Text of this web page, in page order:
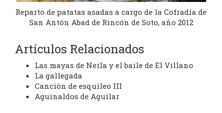
Reparto de patatas asadas a cargo de la Cofradía de
San Antón Abad de Rincón de Soto, año 2012
Artículos Relacionados
Las mayas de Neila y el baile de El Villano
La gallegada
Canción de esquileo III
Aguinaldos de Aguilar